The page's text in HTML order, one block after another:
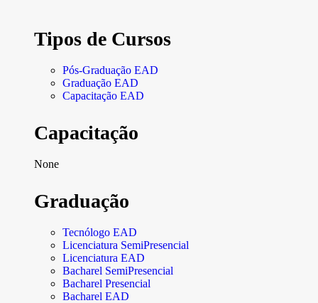
Tipos de Cursos
Pós-Graduação EAD
Graduação EAD
Capacitação EAD
Capacitação
None
Graduação
Tecnólogo EAD
Licenciatura SemiPresencial
Licenciatura EAD
Bacharel SemiPresencial
Bacharel Presencial
Bacharel EAD